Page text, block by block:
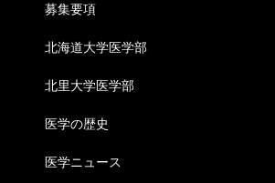
募集要項
北海道大学医学部
北里大学医学部
医学の歴史
医学ニュース